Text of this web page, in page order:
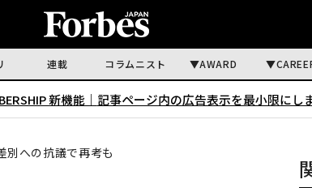
連載 コラムニスト AWARD
新機能｜ 記事ページ内の広告表示を最小限にし
別への抗議で再考も